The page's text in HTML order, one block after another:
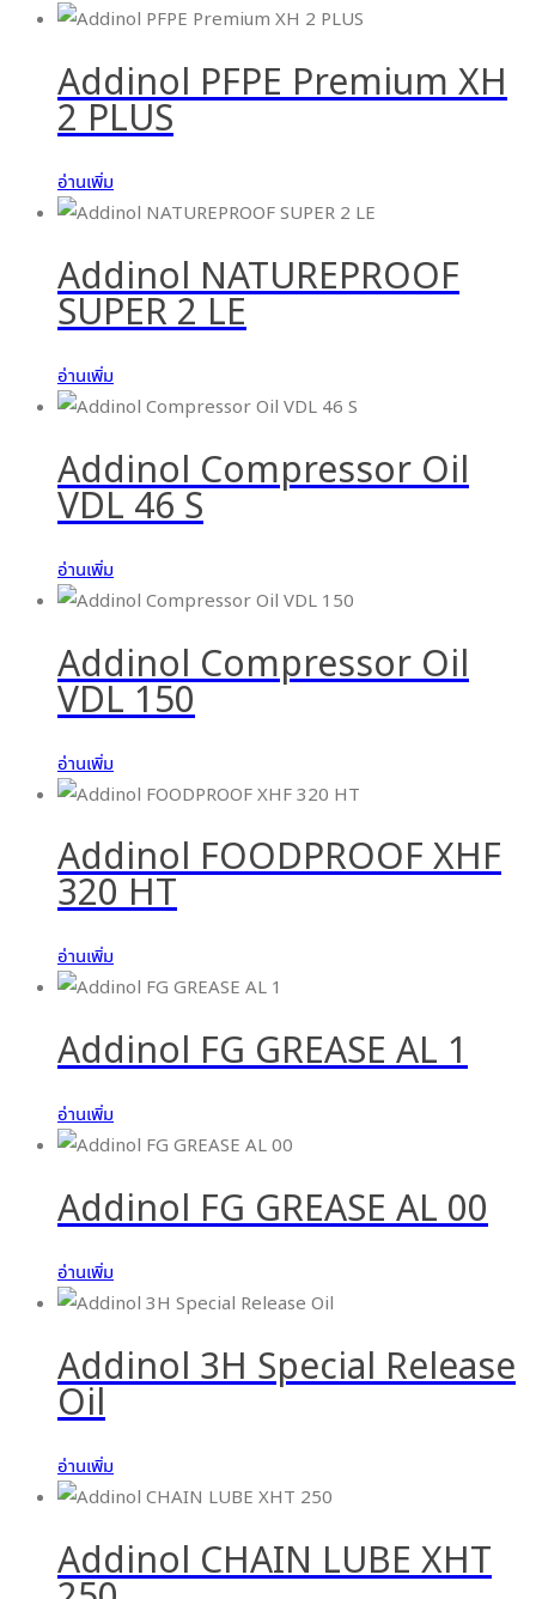
Addinol PFPE Premium XH
2 PLUS
อ่านเพิ่ม
Addinol NATUREPROOF
SUPER 2 LE
อ่านเพิ่ม
Addinol Compressor Oil
VDL 46 S
อ่านเพิ่ม
Addinol Compressor Oil
VDL 150
อ่านเพิ่ม
Addinol FOODPROOF XHF
320 HT
อ่านเพิ่ม
Addinol FG GREASE AL 1
อ่านเพิ่ม
Addinol FG GREASE AL 00
อ่านเพิ่ม
Addinol 3H Special Release
Oil
อ่านเพิ่ม
Addinol CHAIN LUBE XHT